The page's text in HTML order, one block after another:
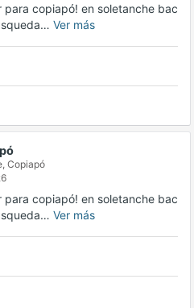
para copiapó! en soletanche bac
Ver más
Copiapó
para copiapó! en soletanche bac
Ver más